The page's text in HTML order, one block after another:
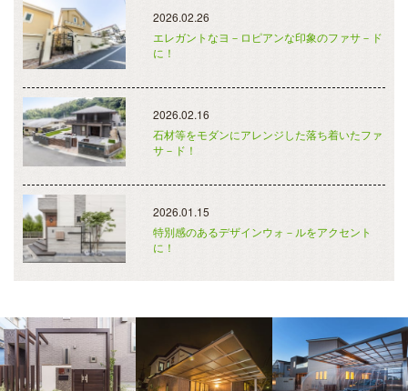
2026.02.26
エレガントなヨ－ロピアンな印象のファサ－ド
に！
2026.02.16
石材等をモダンにアレンジした落ち着いたファ
サ－ド！
2026.01.15
特別感のあるデザインウォ－ルをアクセント
に！